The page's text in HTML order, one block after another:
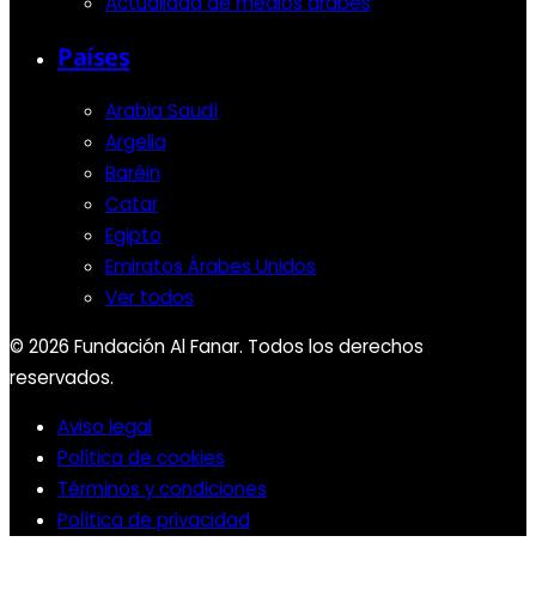
Países
Arabia Saudí
Argelia
Baréin
Catar
Egipto
Emiratos Árabes Unidos
Ver todos
© 2026 Fundación Al Fanar. Todos los derechos
reservados.
Aviso legal
Política de cookies
Términos y condiciones
Política de privacidad